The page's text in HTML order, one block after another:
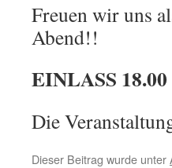
Freuen wir uns
Abend!!
EINLASS
Die
Dieser Beitrag wurde unter